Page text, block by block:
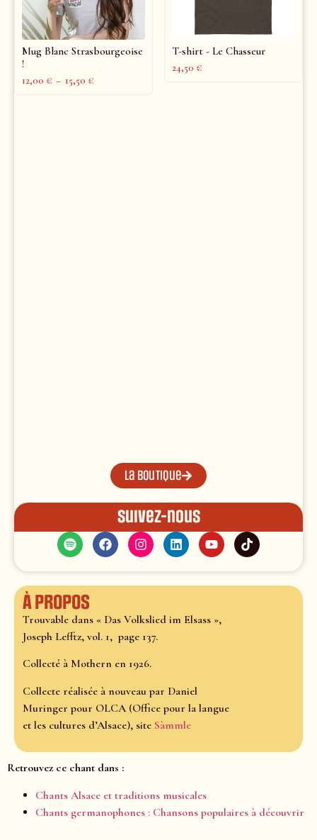
Mug Blanc Strasbourgeoise
!
12,00 € – 15,50 €
T-shirt - Le Chasseur
24,50 €
La boutique
Suivez-nous
À propos
Trouvable dans « Das Volkslied im Elsass »,
Joseph Lefftz, vol. 1, page 137.
Collecté à Mothern en 1926.
Collecte réalisée à nouveau par Daniel
Muringer pour OLCA (Office pour la langue
et les cultures d’Alsace), site Sàmmle
Retrouvez ce chant dans :
Chants Alsace et traditions musicales
Chants germanophones : Chansons populaires à découvrir